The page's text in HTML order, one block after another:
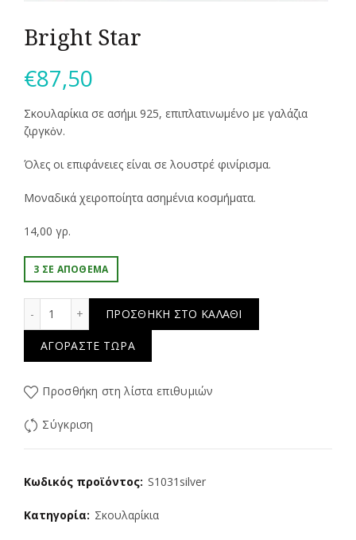
Bright Star
€87,50
Σκουλαρίκια σε ασήμι 925, επιπλατινωμένο με γαλάζια
ζιργκὀν.
Όλες οι επιφάνειες είναι σε λουστρέ φινίρισμα.
Μοναδικά χειροποίητα ασημένια κοσμήματα.
14,00 γρ.
3 ΣΕ ΑΠΌΘΕΜΑ
ΠΡΟΣΘΉΚΗ ΣΤΟ ΚΑΛΆΘΙ
ΑΓΟΡΆΣΤΕ ΤΏΡΑ
Προσθήκη στη λίστα επιθυμιών
Σύγκριση
Κωδικός προϊόντος: S1031silver
Κατηγορία: Σκουλαρίκια